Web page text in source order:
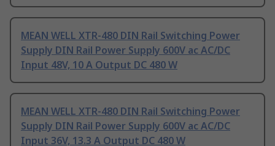
MEAN WELL XTR-480 DIN Rail Switching Power
Supply DIN Rail Power Supply 600V ac AC/DC
Input 48V, 10 A Output DC 480 W
MEAN WELL XTR-480 DIN Rail Switching Power
Supply DIN Rail Power Supply 600V ac AC/DC
Input 36V, 13.3 A Output DC 480 W